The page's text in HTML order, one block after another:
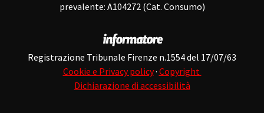
prevalente: A104272 (Cat. Consumo)
Registrazione Tribunale Firenze n.1554 del 17/07/63
Cookie e Privacy policy· Copyright
Dichiarazione di accessibilità